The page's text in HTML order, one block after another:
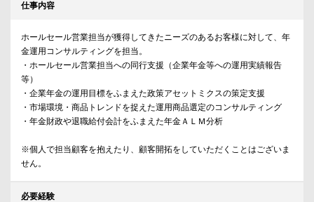
仕事内容
ホールセール営業担当が獲得してきたニーズのあるお客様に対して、年
金運用コンサルティングを担当。
・ホールセール営業担当への同行支援（企業年金等への運用実績報告
等）
・企業年金の運用目標をふまえた政策アセットミクスの策定支援
・市場環境・商品トレンドを捉えた運用商品選定のコンサルティング
・年金財政や退職給付会計をふまえた年金ＡＬＭ分析
※個人で担当顧客を抱えたり、顧客開拓をしていただくことはございま
せん。
必要経験